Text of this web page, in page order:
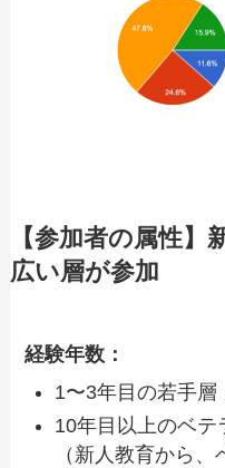
【参加者の属性
広い層が参加
経験年数：
1〜3年目の若手層
10年目以上のベテ
（新人教育から